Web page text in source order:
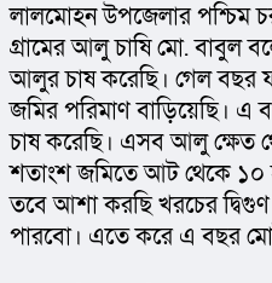
লালমোহন উপজেলার পশ্চিম
গ্রামের আলু চাষি মো. বাবুল
আলুর চাষ করেছি। গেল
জমির পরিমাণ বাড়িয়েছি।
চাষ করেছি। এসব আলু ক্ষেত
শতাংশ জমিতে আট থেকে ১০
তবে আশা করছি খরচের
পারবো। এতে করে এ বছর